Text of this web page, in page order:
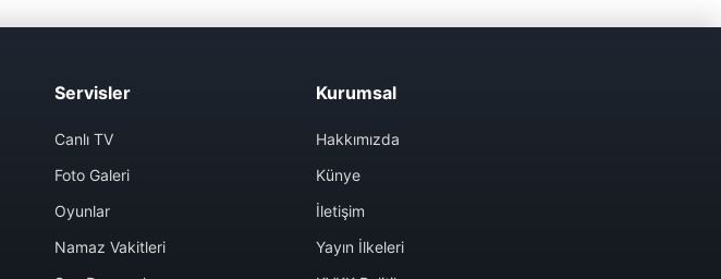
Servisler
Canlı TV
Foto Galeri
Oyunlar
Namaz Vakitleri
Kurumsal
Hakkımızda
Künye
İletişim
Yayın İlkeleri